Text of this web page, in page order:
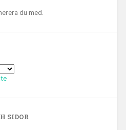
du med.
SIDOR